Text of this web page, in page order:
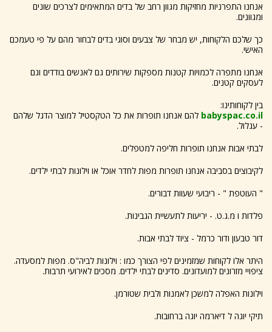
אנחנו התפרניות מחזיקות מגוון רחב של בדים המתאימים לצרכים שונים
ומגוונים.
כך שלכם הלקוחות, יש מבחר של צבעים וסוגי בדים לבחור מהם על פי טעמכם
האישי.
אנחנו מתפרה לכמויות קטנות מספקות שירותים גם לאנשים בודדים וגם
לעסקים קטנים.
בין לקוחותינו:
babyspac.co.il להם אנחנו תופרות את כל הטקסטיל למוצר הדגל שלהם
- עגלול.
לבתי אבות אנחנו תופרות חליפה למטפלים.
לקיבוצים בסביבה אנחנו תופרות מפות לחדר אוכל או וילונות לבתי ילדים.
" העוטפת " - ריבועי שעוות דבורים.
פלדות ו מ.ג.ט. - יריעות לתעשיית הגבינות.
דור טבעון ודור כרמל - ציוד לבתי אבות.
היתר אלו לקוחות שמזמינים לפי הצורך כמו : וילונות לביה"ס. מפות למסעדה.
ציפויי מזרונים למועדונים. סדינים לבתי ילדים. מסכים לאירועי תרבות.
וילונות האפלה למשכן לאמנות ולבית שטורמן.
תיקי יוגה ל דיארמה יוגה ברחובות.